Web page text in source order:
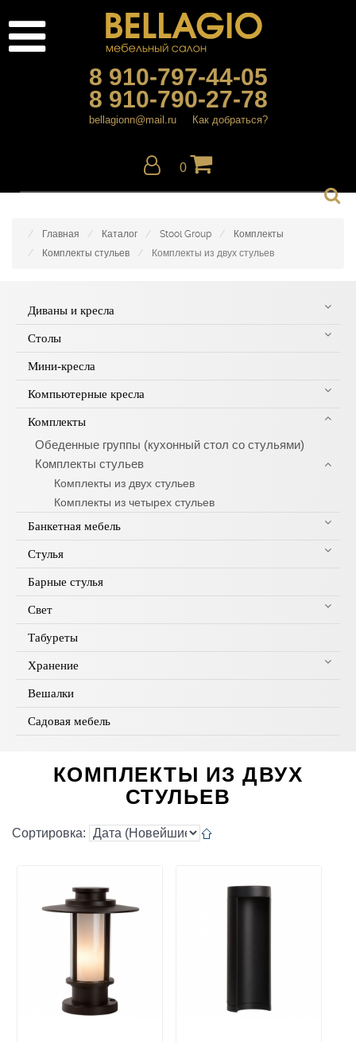
8 910-797-44-05
8 910-790-27-78
bellagionn@mail.ru Как добраться?
0
Главная Каталог Stool Group
Комплекты
Комплекты стульев
Комплекты из двух стульев
Диваны и кресла
Столы
Мини-кресла
Компьютерные кресла
Комплекты
Обеденные группы (кухонный стол со стульями)
Комплекты стульев
Комплекты из двух стульев
Комплекты из четырех стульев
Банкетная мебель
Стулья
Барные стулья
Свет
Табуреты
Хранение
Вешалки
Садовая мебель
КОМПЛЕКТЫ ИЗ ДВУХ
СТУЛЬЕВ
Сортировка: